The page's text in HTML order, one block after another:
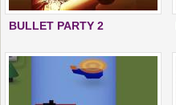
BULLET PARTY 2